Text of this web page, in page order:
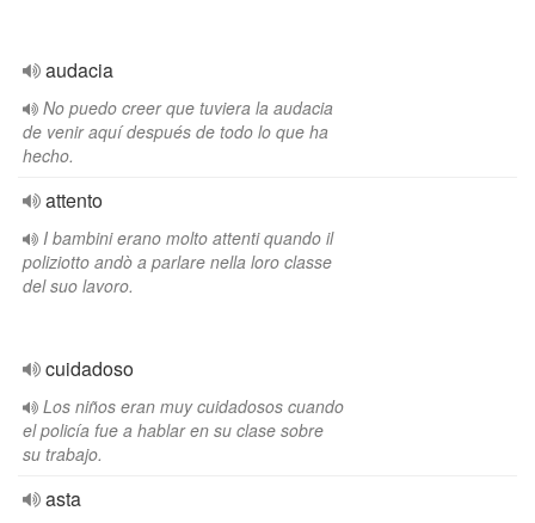
audacia
No puedo creer que tuviera la audacia
de venir aquí después de todo lo que ha
hecho.
attento
I bambini erano molto attenti quando il
poliziotto andò a parlare nella loro classe
del suo lavoro.
cuidadoso
Los niños eran muy cuidadosos cuando
el policía fue a hablar en su clase sobre
su trabajo.
asta